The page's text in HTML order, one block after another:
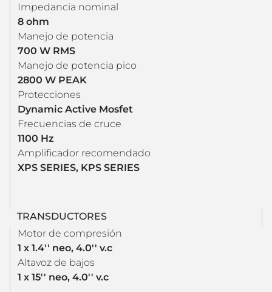
Impedancia nominal
8 ohm
Manejo de potencia
700 W RMS
Manejo de potencia pico
2800 W PEAK
Protecciones
Dynamic Active Mosfet
Frecuencias de cruce
1100 Hz
Amplificador recomendado
XPS SERIES, KPS SERIES
TRANSDUCTORES
Motor de compresión
1 x 1.4'' neo, 4.0'' v.c
Altavoz de bajos
1 x 15'' neo, 4.0'' v.c